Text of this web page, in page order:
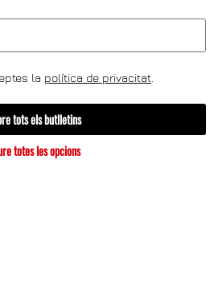
la política de privacitat
tots els butlletins
totes les opcions